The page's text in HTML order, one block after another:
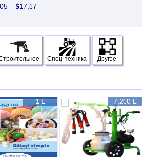
$17,37
Спец. техника Другое
1 L 7,200 L